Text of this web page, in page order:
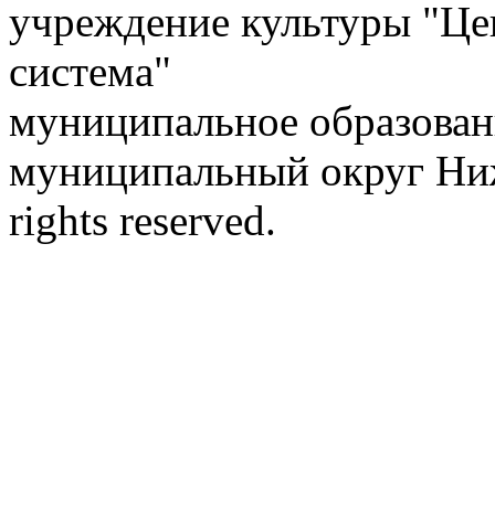
учреждение культуры
система"
муниципальное
муниципальный округ
rights reserved.